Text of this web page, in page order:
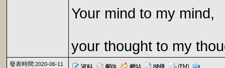
Your mind to my mind,
your thought to my
發表時間:2020-06-11